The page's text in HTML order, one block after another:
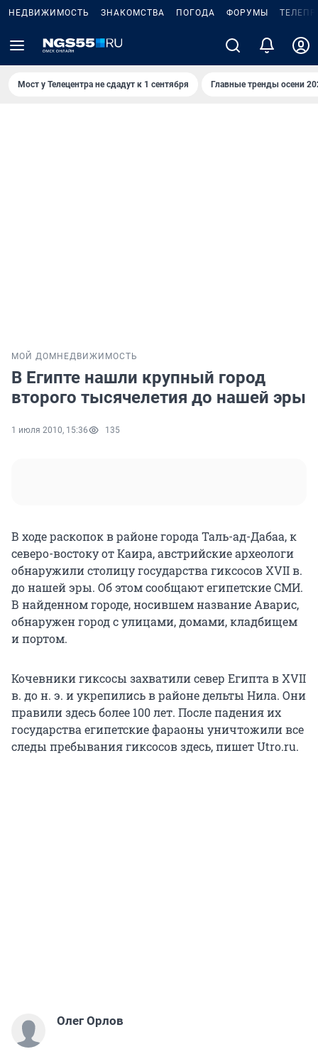
НЕДВИЖИМОСТЬ ЗНАКОМСТВА ПОГОДА ФОРУМЫ
Мост у Телецентра не сдадут к 1 сентября Главные тренды осени
МОЙ ДОМ НЕДВИЖИМОСТЬ
В Египте нашли крупный город
второго тысячелетия до нашей эры
1 июля 2010, 15:36 135
В ходе раскопок в районе города Таль-ад-Дабаа, к
северо-востоку от Каира, австрийские археологи
обнаружили столицу государства гиксосов XVII в.
до нашей эры. Об этом сообщают египетские СМИ.
В найденном городе, носившем название Аварис,
обнаружен город с улицами, домами, кладбищем
и портом.
Кочевники гиксосы захватили север Египта в XVII
в. до н. э. и укрепились в районе дельты Нила. Они
правили здесь более 100 лет. После падения их
государства египетские фараоны уничтожили все
следы пребывания гиксосов здесь, пишет Utro.ru.
Олег Орлов